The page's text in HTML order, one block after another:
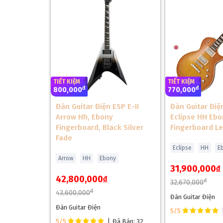
TIẾT KIỆM
800,000đ
Đàn Guitar Điện ESP E-II
Arrow Hh, Ebony
Fingerboard, Black Silver
Fade
Arrow HH Ebony
42,800,000đ
43,600,000đ
Đàn Guitar Điện
5/5
Đã Bán: 32
TIẾT KIỆM
770,000đ
Đàn Guitar
Eclipse HH
Fingerboard
Eclipse HH
31,900,000đ
32,670,000đ
Đàn Guitar Điện
5/5